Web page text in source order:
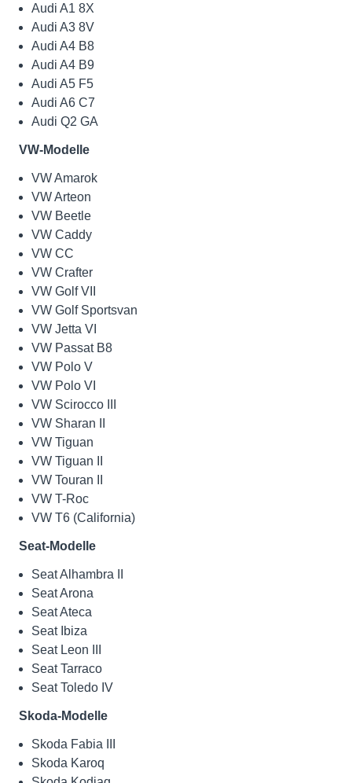
Audi A1 8X
Audi A3 8V
Audi A4 B8
Audi A4 B9
Audi A5 F5
Audi A6 C7
Audi Q2 GA
VW-Modelle
VW Amarok
VW Arteon
VW Beetle
VW Caddy
VW CC
VW Crafter
VW Golf VII
VW Golf Sportsvan
VW Jetta VI
VW Passat B8
VW Polo V
VW Polo VI
VW Scirocco III
VW Sharan II
VW Tiguan
VW Tiguan II
VW Touran II
VW T-Roc
VW T6 (California)
Seat-Modelle
Seat Alhambra II
Seat Arona
Seat Ateca
Seat Ibiza
Seat Leon III
Seat Tarraco
Seat Toledo IV
Skoda-Modelle
Skoda Fabia III
Skoda Karoq